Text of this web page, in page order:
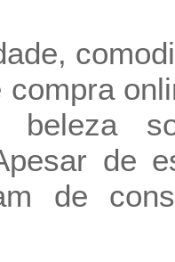
compra
beleza
de
de